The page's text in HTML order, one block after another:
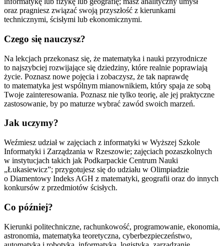
oraz pragniesz związać swoją przyszłość z kierunkami
technicznymi, ścisłymi lub ekonomicznymi.
Czego się nauczysz?
Na lekcjach przekonasz się, że matematyka i nauki przyrodnicze
to najszybciej rozwijające się dziedziny, które realnie poprawiają
życie. Poznasz nowe pojęcia i zobaczysz, że tak naprawdę
to matematyka jest wspólnym mianownikiem, który spaja ze sobą
Twoje zainteresowania. Poznasz nie tylko teorię, ale jej praktyczne
zastosowanie, by po maturze wybrać zawód swoich marzeń.
Jak uczymy?
Weźmiesz udział w zajęciach z informatyki w Wyższej Szkole
Informatyki i Zarządzania w Rzeszowie; zajęciach pozaszkolnych
w instytucjach takich jak Podkarpackie Centrum Nauki
„Łukasiewicz”; przygotujesz się do udziału w Olimpiadzie
o Diamentowy Indeks AGH z matematyki, geografii oraz do innych
konkursów z przedmiotów ścisłych.
Co później?
Kierunki politechniczne, rachunkowość, programowanie, ekonomia,
astronomia, matematyka teoretyczna, cyberbezpieczeństwo,